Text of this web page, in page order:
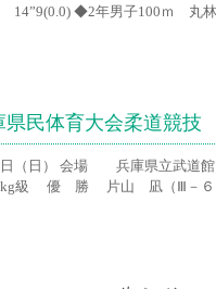
◆2年男子100ｍ 丸
民体育大会柔道競技
日（日） 会場 兵庫県立
勝 片山 凪（Ⅲ－６） 以